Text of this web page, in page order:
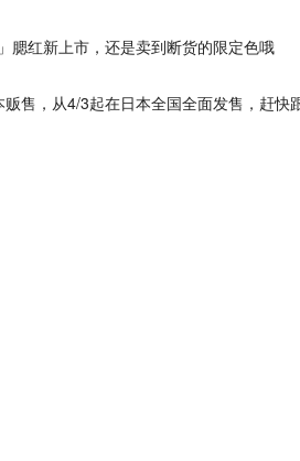
售，从4/3起在日本全国全面发售，赶快